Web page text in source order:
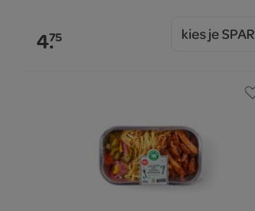
4.75 kies je SPAR